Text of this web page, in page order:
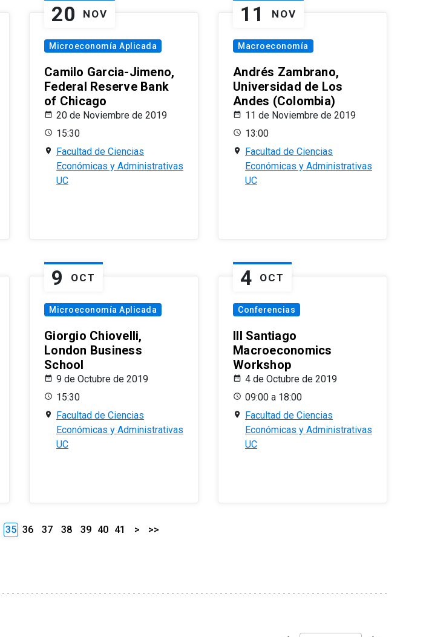
20 NOV
Microeconomía Aplicada
Camilo Garcia-Jimeno,
Federal Reserve Bank
of Chicago
20 de Noviembre de 2019
15:30
Facultad de Ciencias
Económicas y Administrativas
UC
11 NOV
Macroeconomía
Andrés Zambrano,
Universidad de Los
Andes (Colombia)
11 de Noviembre de 2019
13:00
Facultad de Ciencias
Económicas y Administrativas
UC
9 OCT
Microeconomía Aplicada
Giorgio Chiovelli,
London Business
School
9 de Octubre de 2019
15:30
Facultad de Ciencias
Económicas y Administrativas
UC
4 OCT
Conferencias
III Santiago
Macroeconomics
Workshop
4 de Octubre de 2019
09:00 a 18:00
Facultad de Ciencias
Económicas y Administrativas
UC
35 36 37 38 39 40 41 > >>